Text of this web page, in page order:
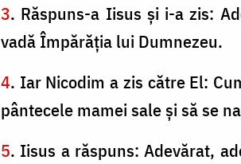
3. Răspuns-a Iisus şi i-a zis:
vadă Împărăţia lui Dumnezeu.
4. Iar Nicodim a zis către El:
pântecele mamei sale şi să se
5. Iisus a răspuns: Adevărat,